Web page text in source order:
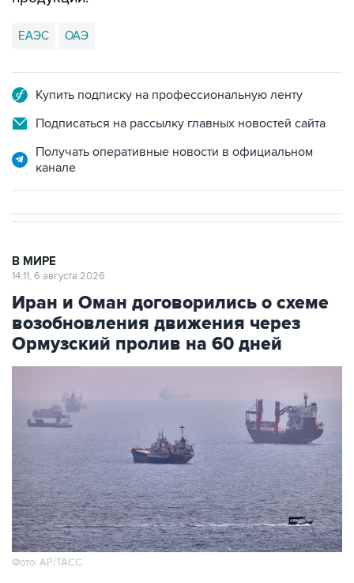
ЕАЭС ОАЭ
Купить подписку на профессиональную ленту
Подписаться на рассылку главных новостей сайта
Получать оперативные новости в официальном
канале
В МИРЕ
14:11, 6 августа 2026
Иран и Оман договорились о схеме
возобновления движения через
Ормузский пролив на 60 дней
Фото: AP/ТАСС